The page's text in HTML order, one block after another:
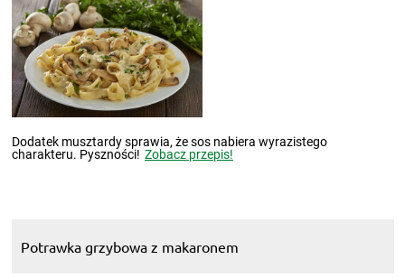
Dodatek musztardy sprawia, że sos nabiera wyrazistego
charakteru. Pyszności! Zobacz przepis!
Potrawka grzybowa z makaronem